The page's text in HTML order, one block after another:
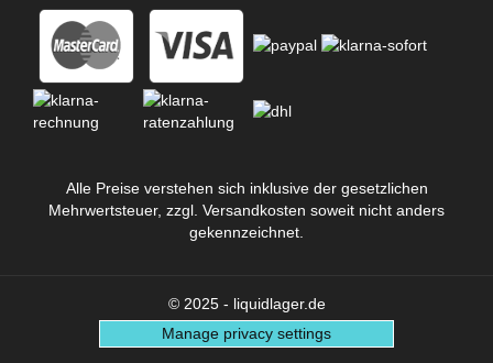
Alle Preise verstehen sich inklusive der gesetzlichen
Mehrwertsteuer, zzgl. Versandkosten soweit nicht anders
gekennzeichnet.
© 2025 - liquidlager.de
Manage privacy settings